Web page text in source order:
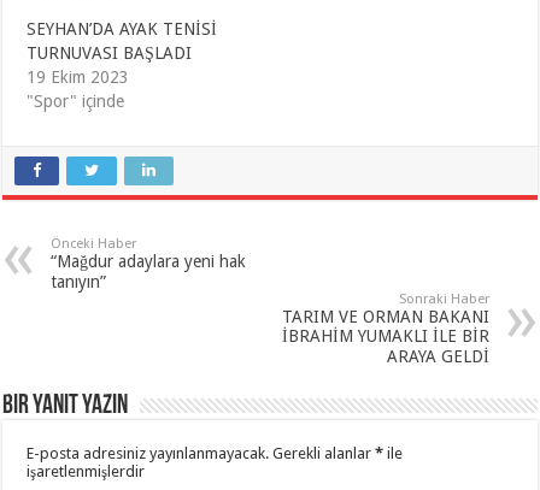
SEYHAN’DA AYAK TENİSİ
TURNUVASI BAŞLADI
19 Ekim 2023
"Spor" içinde
Önceki Haber
“Mağdur adaylara yeni hak
tanıyın”
Sonraki Haber
TARIM VE ORMAN BAKANI
İBRAHİM YUMAKLI İLE BİR
ARAYA GELDİ
Bir yanıt yazın
E-posta adresiniz yayınlanmayacak. Gerekli alanlar* ile
işaretlenmişlerdir